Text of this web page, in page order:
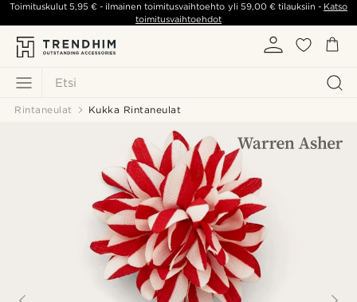
Etsi
Toimituskulut5,95 € - ilmainen toimitusvaihtoehto yli 59,00 €tilauksiin - Katso
toimitusvaihtoehdot
Rintaneulat Kukka Rintaneulat